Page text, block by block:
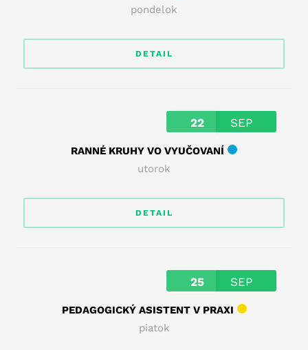
pondelok
DETAIL
22 SEP
RANNÉ KRUHY VO VYUČOVANÍ
utorok
DETAIL
25 SEP
PEDAGOGICKÝ ASISTENT V PRAXI
piatok